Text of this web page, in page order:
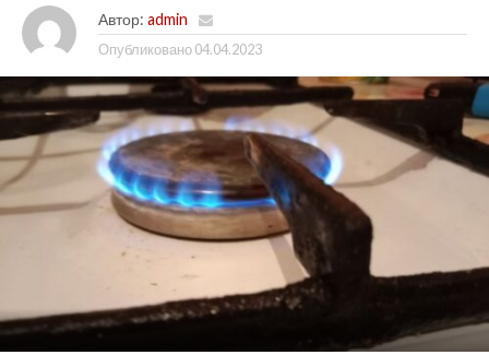
Автор: admin
Опубликовано 04.04.2023